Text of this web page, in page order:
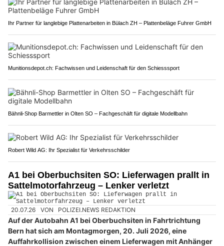
Ihr Partner für langlebige Plattenarbeiten in Bülach ZH – Plattenbeläge Fuhrer GmbH
Munitionsdepot.ch: Fachwissen und Leidenschaft für den Schiesssport
Bähnli-Shop Barmettler in Olten SO – Fachgeschäft für digitale Modellbahn
Robert Wild AG: Ihr Spezialist für Verkehrsschilder
A1 bei Oberbuchsiten SO: Lieferwagen prallt in
Sattelmotorfahrzeug – Lenker verletzt
20.07.26 VON POLIZEI.NEWS REDAKTION
Auf der Autobahn A1 bei Oberbuchsiten in Fahrtrichtung
Bern hat sich am Montagmorgen, 20. Juli 2026, eine
Auffahrkollision zwischen einem Lieferwagen mit Anhänger